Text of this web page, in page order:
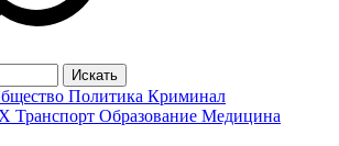
Политика Криминал
Транспорт Образование Медицина